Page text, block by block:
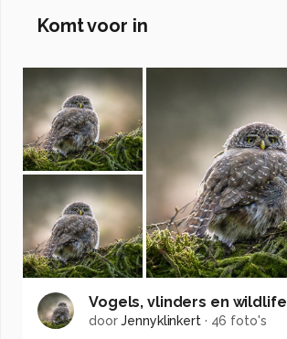
Komt voor in
Vogels, vlinders en wildlife
doorJennyklinkert· 46 foto's